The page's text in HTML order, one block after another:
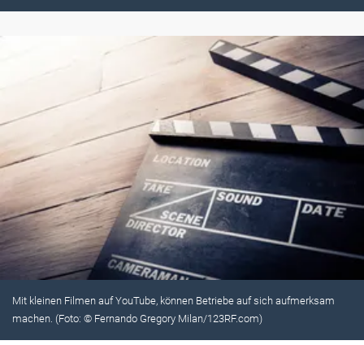
Mit kleinen Filmen auf YouTube, können Betriebe auf sich aufmerksam
machen. (Foto: © Fernando Gregory Milan/123RF.com)